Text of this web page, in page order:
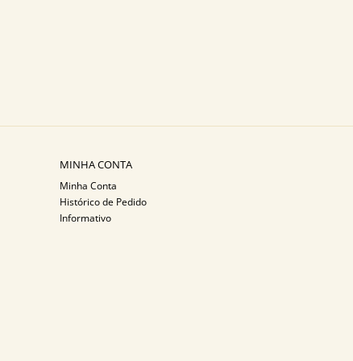
MINHA CONTA
Minha Conta
Histórico de Pedido
Informativo